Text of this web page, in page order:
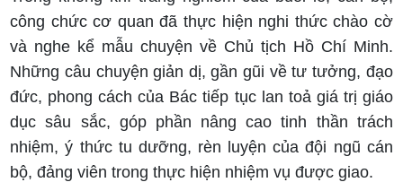
công chức cơ quan đã thực hiện nghi thức chào cờ
và nghe kể mẫu chuyện về Chủ tịch Hồ Chí Minh.
Những câu chuyện giản dị, gần gũi về tư tưởng, đạo
đức, phong cách của Bác tiếp tục lan toả giá trị giáo
dục sâu sắc, góp phần nâng cao tinh thần trách
nhiệm, ý thức tu dưỡng, rèn luyện của đội ngũ cán
bộ, đảng viên trong thực hiện nhiệm vụ được giao.